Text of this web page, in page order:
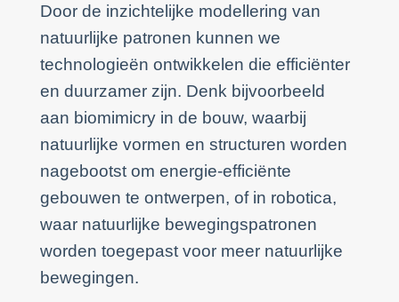
Door de inzichtelijke modellering van
natuurlijke patronen kunnen we
technologieën ontwikkelen die efficiënter
en duurzamer zijn. Denk bijvoorbeeld
aan biomimicry in de bouw, waarbij
natuurlijke vormen en structuren worden
nagebootst om energie-efficiënte
gebouwen te ontwerpen, of in robotica,
waar natuurlijke bewegingspatronen
worden toegepast voor meer natuurlijke
bewegingen.